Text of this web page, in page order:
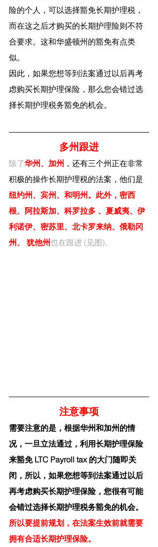
险的个人，可以选择豁免长期护理税，
而在这之后才购买的长期护理险则不符
合要求。这和华盛顿州的豁免有点类
似。
因此，如果您想等到法案通过以后再考
虑购买长期护理保险，那么您会错过选
择长期护理税务豁免的机会。
多州跟进
除了华州、加州 ，还有三个州正在非常
积极的操作长期护理税的法案，他们是
纽约州、宾州、和明州。此外，密西
根、阿拉斯加、科罗拉多 、夏威夷、伊
利诺伊、密苏里、北卡罗来纳、俄勒冈
州、 犹他州也在跟进 (见图)。
注意事项
需要注意的是，根据华州和加州的情
况，一旦立法通过，利用长期护理保险
来豁免 LTC Payroll tax 的大门随即关
闭，所以，如果您想等到法案通过以后
再考虑购买长期护理保险，您很有可能
会错过选择长期护理税务豁免的机会。
所以要提前规划，在法案生效前就需要
拥有合适长期护理保险。